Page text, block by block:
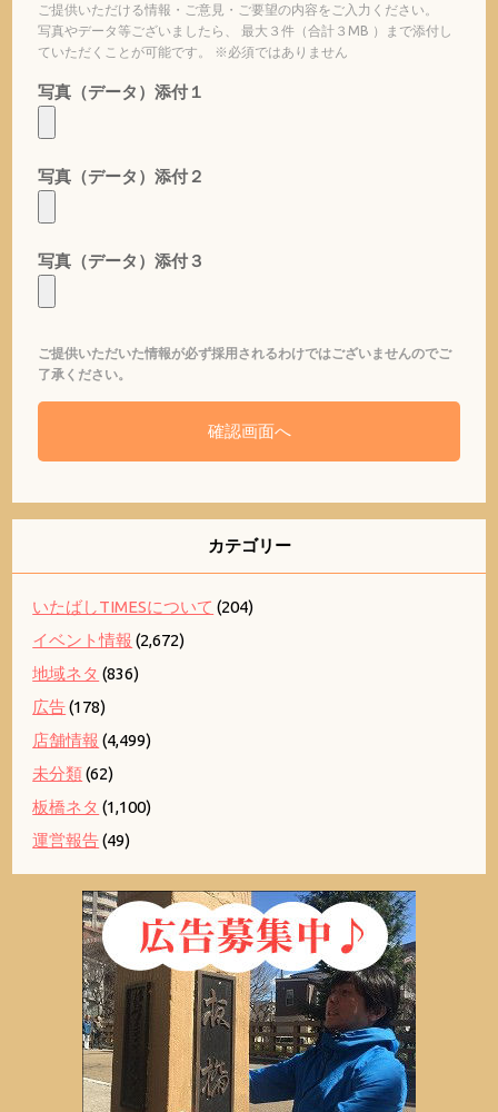
ご提供いただける情報・ご意見・ご要望の内容をご入力ください。
写真やデータ等ございましたら、 最大３件（合計３MB ）まで添付し
ていただくことが可能です。 ※必須ではありません
写真（データ）添付１
写真（データ）添付２
写真（データ）添付３
ご提供いただいた情報が必ず採用されるわけではございませんのでご
了承ください。
カテゴリー
いたばしTIMESについて (204)
イベント情報 (2,672)
地域ネタ (836)
広告(178)
店舗情報 (4,499)
未分類(62)
板橋ネタ (1,100)
運営報告(49)